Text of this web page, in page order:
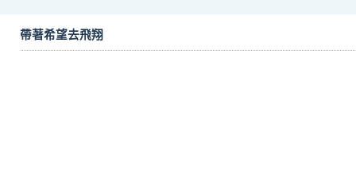
帶著希望去飛翔